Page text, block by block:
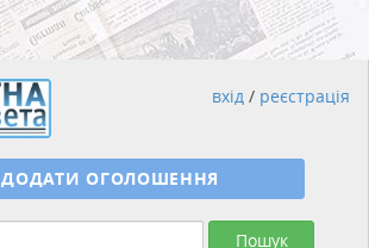
Пошук
ДОДАТИ ОГОЛОШЕННЯ
вхід / реєстрація